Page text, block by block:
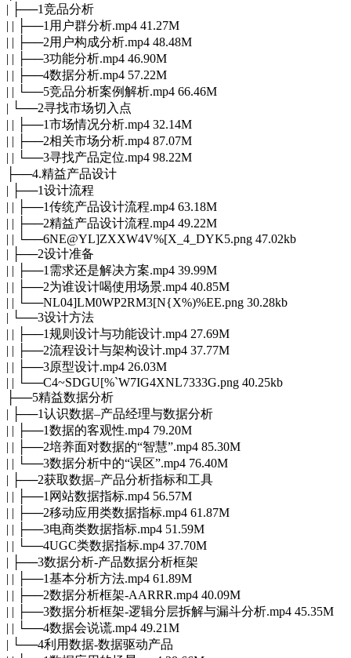
| ├──1竞品分析
| | ├──1用户群分析.mp4 41.27M
| | ├──2用户构成分析.mp4 48.48M
| | ├──3功能分析.mp4 46.90M
| | ├──4数据分析.mp4 57.22M
| | └──5竞品分析案例解析.mp4 66.46M
| └──2寻找市场切入点
| | ├──1市场情况分析.mp4 32.14M
| | ├──2相关市场分析.mp4 87.07M
| | └──3寻找产品定位.mp4 98.22M
├──4.精益产品设计
| ├──1设计流程
| | ├──1传统产品设计流程.mp4 63.18M
| | ├──2精益产品设计流程.mp4 49.22M
| | └──6NE@YL]ZXXW4V%[X_4_DYK5.png 47.02kb
| ├──2设计准备
| | ├──1需求还是解决方案.mp4 39.99M
| | ├──2为谁设计喝使用场景.mp4 40.85M
| | └──NL04]LM0WP2RM3[N{X%)%EE.png 30.28kb
| └──3设计方法
| | ├──1规则设计与功能设计.mp4 27.69M
| | ├──2流程设计与架构设计.mp4 37.77M
| | ├──3原型设计.mp4 26.03M
| | └──C4~SDGU[%`W7IG4XNL7333G.png 40.25kb
├──5精益数据分析
| ├──1认识数据–产品经理与数据分析
| | ├──1数据的客观性.mp4 79.20M
| | ├──2培养面对数据的“智慧”.mp4 85.30M
| | └──3数据分析中的“误区”.mp4 76.40M
| ├──2获取数据–产品分析指标和工具
| | ├──1网站数据指标.mp4 56.57M
| | ├──2移动应用类数据指标.mp4 61.87M
| | ├──3电商类数据指标.mp4 51.59M
| | └──4UGC类数据指标.mp4 37.70M
| ├──3数据分析-产品数据分析框架
| | ├──1基本分析方法.mp4 61.89M
| | ├──2数据分析框架-AARRR.mp4 40.09M
| | ├──3数据分析框架-逻辑分层拆解与漏斗分析.mp4 45.35M
| | └──4数据会说谎.mp4 49.21M
| └──4利用数据-数据驱动产品